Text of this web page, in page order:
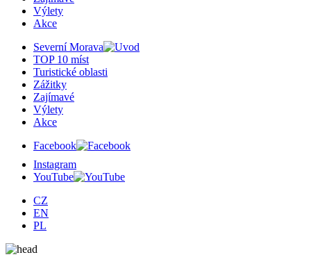
Výlety
Akce
Severní Morava
TOP 10 míst
Turistické oblasti
Zážitky
Zajímavé
Výlety
Akce
Facebook
Instagram
YouTube
CZ
EN
PL